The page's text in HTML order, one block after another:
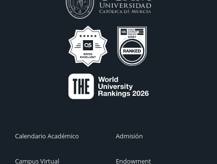
Calendario Académico
Campus Virtual
Admisión
Endowment